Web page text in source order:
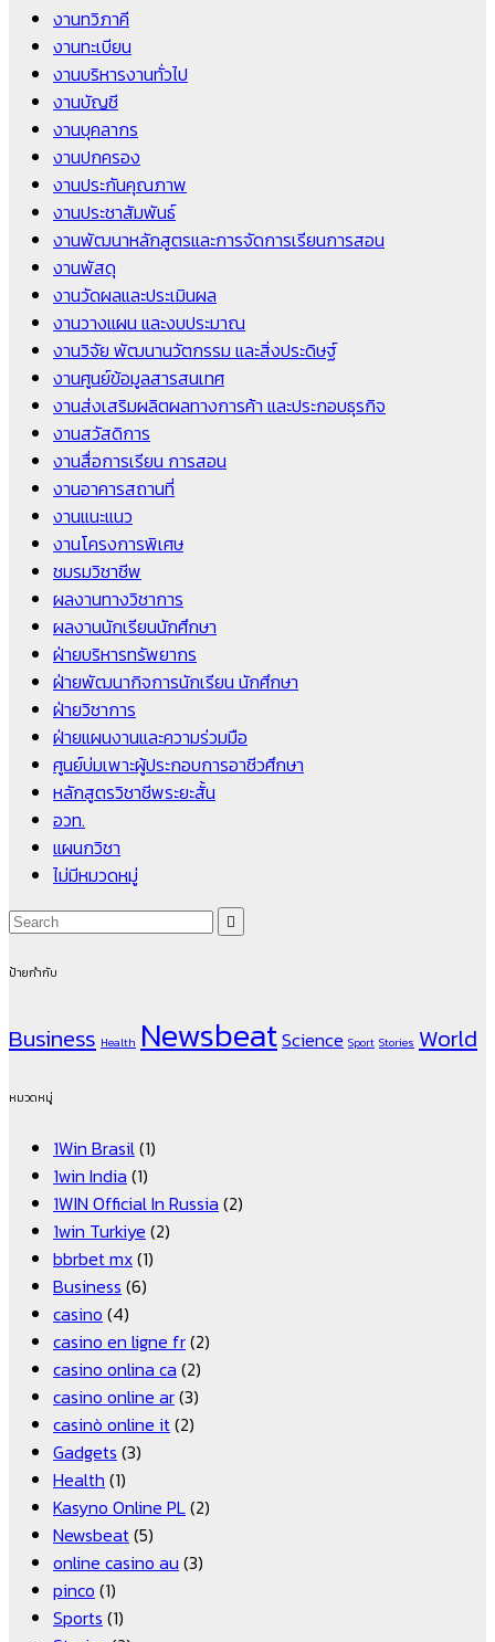
งานทวิภาคี
งานทะเบียน
งานบริหารงานทั่วไป
งานบัญชี
งานบุคลากร
งานปกครอง
งานประกันคุณภาพ
งานประชาสัมพันธ์
งานพัฒนาหลักสูตรและการจัดการเรียนการสอน
งานพัสดุ
งานวัดผลและประเมินผล
งานวางแผน และงบประมาณ
งานวิจัย พัฒนานวัตกรรม และสิ่งประดิษฐ์
งานศูนย์ข้อมูลสารสนเทศ
งานส่งเสริมผลิตผลทางการค้า และประกอบธุรกิจ
งานสวัสดิการ
งานสื่อการเรียน การสอน
งานอาคารสถานที่
งานแนะแนว
งานโครงการพิเศษ
ชมรมวิชาชีพ
ผลงานทางวิชาการ
ผลงานนักเรียนนักศึกษา
ฝ่ายบริหารทรัพยากร
ฝ่ายพัฒนากิจการนักเรียน นักศึกษา
ฝ่ายวิชาการ
ฝ่ายแผนงานและความร่วมมือ
ศูนย์บ่มเพาะผู้ประกอบการอาชีวศึกษา
หลักสูตรวิชาชีพระยะสั้น
อวท.
แผนกวิชา
ไม่มีหมวดหมู่
ป้ายกำกับ
Business Health NewsbeatScience Sport Stories World
หมวดหมู่
1Win Brasil(1)
1win India (1)
1WIN Official In Russia (2)
1win Turkiye (2)
bbrbet mx(1)
Business (6)
casino (4)
casino en ligne fr(2)
casino onlina ca (2)
casino online ar(3)
casinò online it(2)
Gadgets (3)
Health (1)
Kasyno Online PL(2)
Newsbeat(5)
online casino au (3)
pinco (1)
Sports (1)